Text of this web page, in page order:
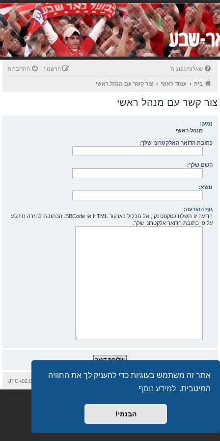
אתר זה משתמש בעוגיות כדי להעניק לך את החוויה
המיטבית. למידע נוסף
הבנתי!
שאלות נפוצות התחברות הרשמה
בית עמוד ראשי צור קשר עם מנהל ראשי
צור קשר עם מנהל ראשי
נמען:
מנהל ראשי
כתובת הדואר האלקטרוני שלך:
השם שלך:
נושא:
גוף ההודעה:
הודעה זו תשלח כטקסט נקי, אל תכלול כאו קוד HTML או BBCode. הכתובת לחזרה תיקבע
על פי כתובת הדואר אלקטרוני שלך.
UTC+02:00 מחיקת עוגיות
Revolution style by
מבוסס עלphpBB.co.il - פורומים בעברית . © 2017 - phpBB.co.il.